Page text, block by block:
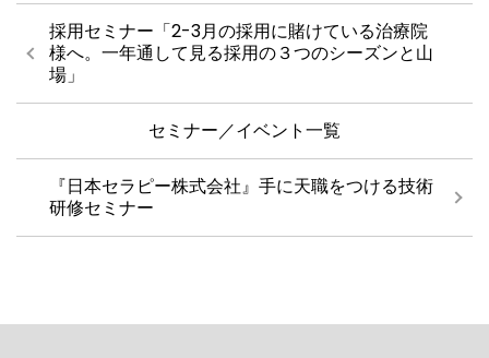
採用セミナー「2-3月の採用に賭けている治療院
様へ。一年通して見る採用の３つのシーズンと山
場」
セミナー／イベント一覧
『日本セラピー株式会社』手に天職をつける技術
研修セミナー